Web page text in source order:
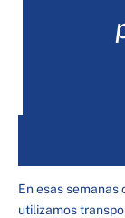
En esas semanas
utilizamos